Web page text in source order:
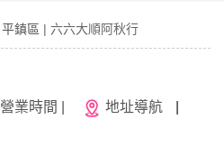
平鎮區 | 六六大順阿秋行
營業時間 | 地址導航